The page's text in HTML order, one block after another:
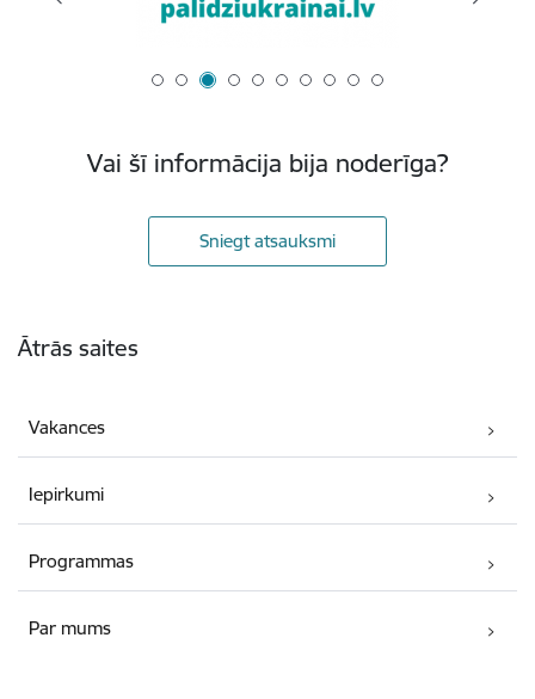
Vai šī informācija bija noderīga?
Sniegt atsauksmi
Ātrās saites
Vakances
Iepirkumi
Programmas
Par mums